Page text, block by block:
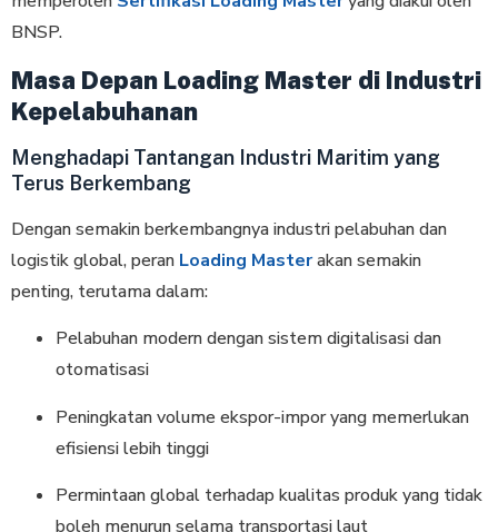
BNSP.
Masa Depan Loading Master di Industri
Kepelabuhanan
Menghadapi Tantangan Industri Maritim yang
Terus Berkembang
Dengan semakin berkembangnya industri pelabuhan dan
logistik global, peran Loading Masterakan semakin
penting, terutama dalam:
Pelabuhan modern dengan sistem digitalisasi dan
otomatisasi
Peningkatan volume ekspor-impor yang memerlukan
efisiensi lebih tinggi
Permintaan global terhadap kualitas produk yang tidak
boleh menurun selama transportasi laut